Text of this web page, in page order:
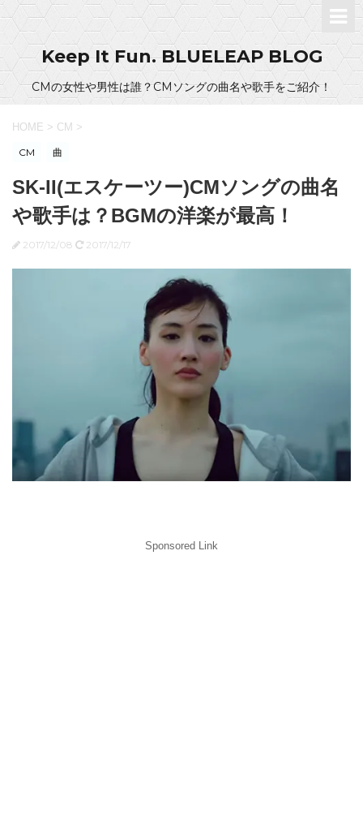
Keep It Fun. BLUELEAP BLOG
CMの女性や男性は誰？CMソングの曲名や歌手をご紹介！
HOME > CM >
CM 曲
SK-II(エスケーツー)CMソングの曲名
や歌手は？BGMの洋楽が最高！
2017/12/08 2017/12/17
Sponsored Link